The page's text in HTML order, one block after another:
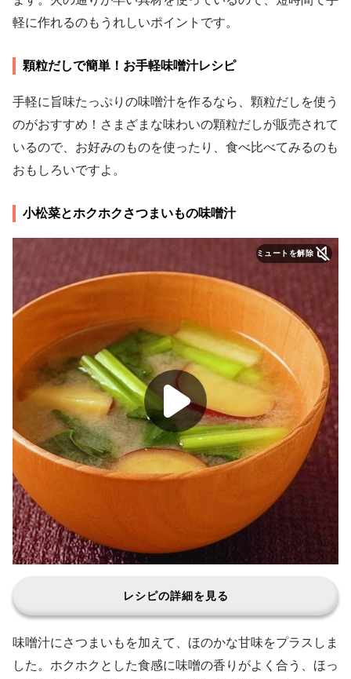
軽に作れるのもうれしいポイントです。
顆粒だしで簡単！お手軽味噌汁レシピ
手軽に旨味たっぷりの味噌汁を作るなら、顆粒だしを使う
のがおすすめ！さまざまな味わいの顆粒だしが販売されて
いるので、お好みのものを使ったり、食べ比べてみるのも
おもしろいですよ。
小松菜とホクホクさつまいもの味噌汁
ミュートを解除
レシピの詳細を見る
味噌汁にさつまいもを加えて、ほのかな甘味をプラスしま
した。ホクホクとした食感に味噌の香りがよく合う、ほっ